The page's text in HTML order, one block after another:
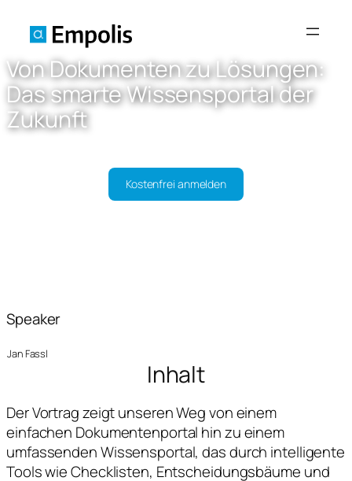
Von Dokumenten zu Lösungen:
Das smarte Wissensportal der
Zukunft
Kostenfrei anmelden
Speaker
Jan Fassl
Inhalt
Der Vortrag zeigt unseren Weg von einem
einfachen Dokumentenportal hin zu einem
umfassenden Wissensportal, das durch intelligente
Tools wie Checklisten, Entscheidungsbäume und